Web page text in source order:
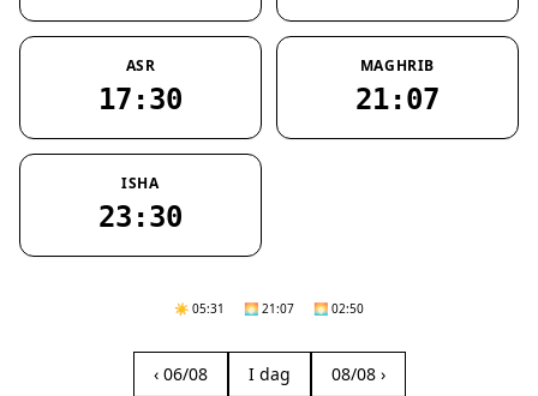
ASR
17:30
MAGHRIB
21:07
ISHA
23:30
☀️ 05:31 🌅 21:07 🌅 02:50
‹ 06/08 I dag 08/08 ›